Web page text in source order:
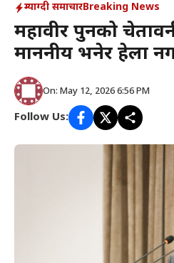
म्याग्दी समाचारBreaking News
महावीर पुनको
माननीय भनेर हेला
On: May 12, 2026 6:56 PM
Follow Us: